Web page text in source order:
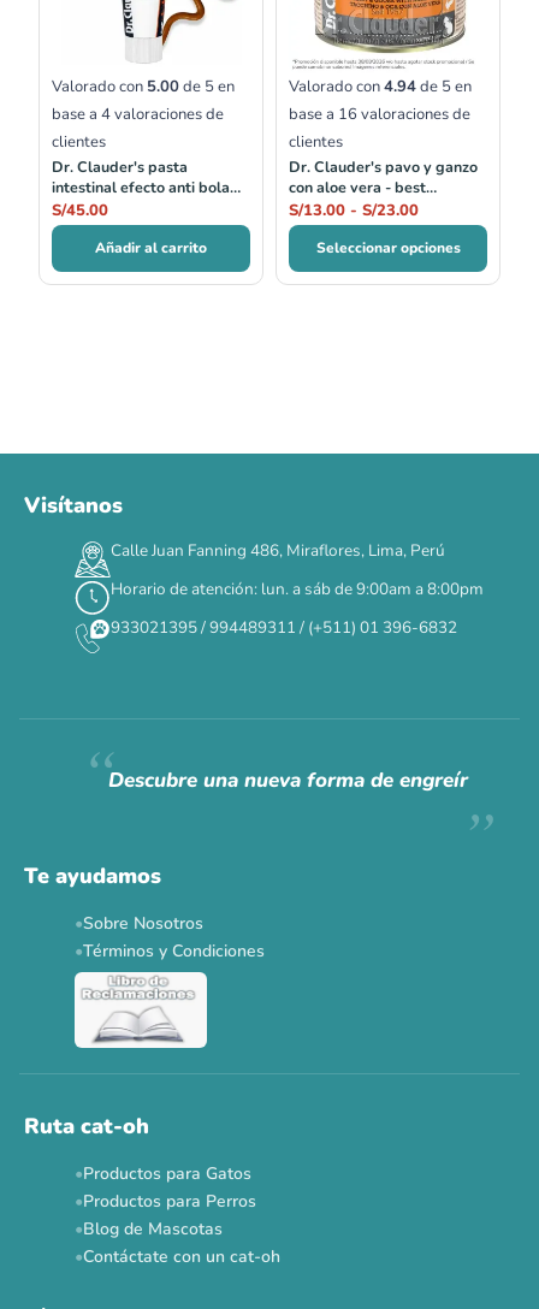
Valorado con 5.00de 5 en
base a 4valoraciones de
clientes
Dr. Clauder's pasta
intestinal efecto anti bola
de pelos 100 ml
S/45.00
Añadir al carrito
Valorado con4.94de 5 en
base a 16 valoraciones de
clientes
Dr. Clauder's pavo y ganzo
con aloe vera - best
selection no.09
S/13.00 - S/23.00
hasta
S/23.00
Seleccionar opciones
Visítanos
Calle Juan Fanning 486, Miraflores, Lima, Perú
Horario de atención: lun. a sáb de 9:00am a 8:00pm
933021395 / 994489311 / (+511) 01 396-6832
Descubre una nueva forma de engreír
Te ayudamos
Sobre Nosotros
Términos y Condiciones
Ruta cat-oh
Productos para Gatos
Productos para Perros
Blog de Mascotas
Contáctate con un cat-oh